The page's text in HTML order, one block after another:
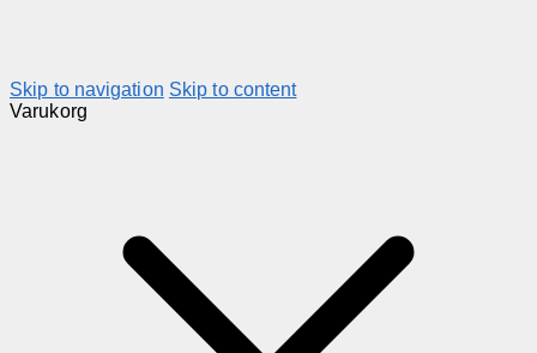
Skip to navigation Skip to content
Varukorg